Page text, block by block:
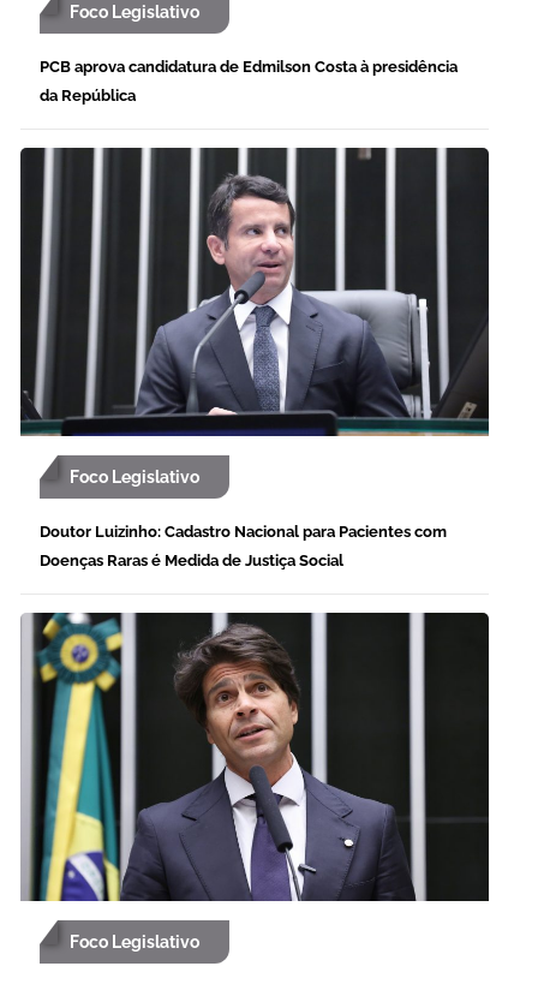
Foco Legislativo
PCB aprova candidatura de Edmilson Costa à presidência
da República
Foco Legislativo
Doutor Luizinho: Cadastro Nacional para Pacientes com
Doenças Raras é Medida de Justiça Social
Foco Legislativo